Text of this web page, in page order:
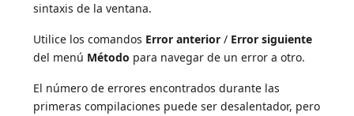
sintaxis de la ventana.
Utilice los comandos Error anterior / Error siguiente
del menú Método para navegar de un error a otro.
El número de errores encontrados durante las
primeras compilaciones puede ser desalentador, pero